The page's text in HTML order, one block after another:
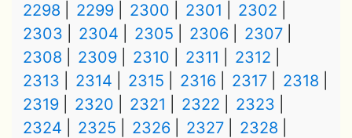
2298
2299 2300 2301
2302
2303
2304 2305 2306
2307
2308
2309 2310 2311
2312
2313
2314 2315 2316 2317
2318
2319
2320 2321 2322
2323
2324
2325 2326 2327
2328